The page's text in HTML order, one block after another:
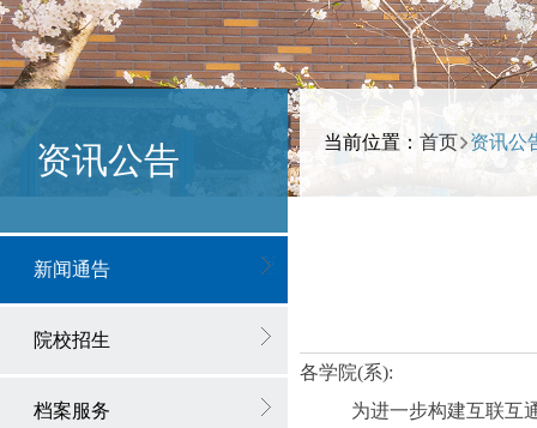
资讯公告
新闻通告
院校招生
档案服务
当前位置： 首页 资讯公
各学院(系):
为进一步构建互联互